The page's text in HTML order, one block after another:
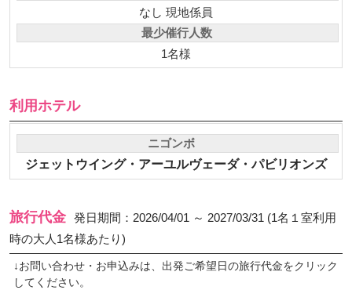
なし 現地係員
最少催行人数
1名様
利用ホテル
ニゴンボ
ジェットウイング・アーユルヴェーダ・パビリオンズ
旅行代金 発日期間：2026/04/01 ～ 2027/03/31 (1名１室利用
時の大人1名様あたり)
↓お問い合わせ・お申込みは、出発ご希望日の旅行代金をクリック
してください。